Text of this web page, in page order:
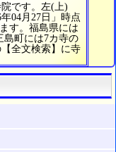
です。左(上)
04月27日」時点
す。福島県には
島町には7カ寺の
全文検索】に寺